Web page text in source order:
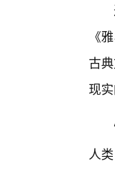
《
古
现
人